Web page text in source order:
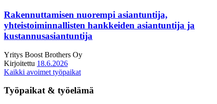
Rakennuttamisen nuorempi asiantuntija,
yhteistoiminnallisten hankkeiden asiantuntija ja
kustannusasiantuntija
Yritys Boost Brothers Oy
Kirjoitettu 18.6.2026
Kaikki avoimet työpaikat
Työpaikat & työelämä